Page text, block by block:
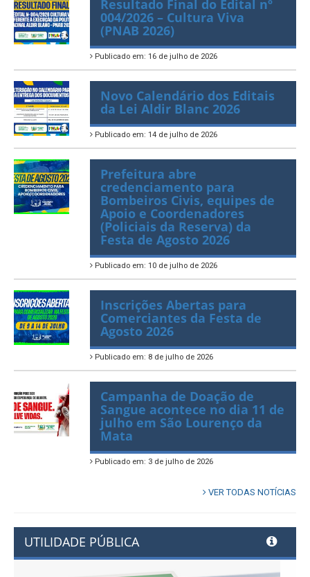
Resultado Final do Edital nº
004/2026 – Cultura Viva
(PNAB 2026)
Novo Calendário dos Editais
da Lei Aldir Blanc 2026
Prefeitura abre
credenciamento para
Bombeiros Civis, equipes de
Apoio e Coordenadores
(Policiais da Reserva) da
Festa de Agosto 2026
Inscrições Abertas para
Comerciantes da Festa de
Agosto 2026
Campanha de Doação de
Sangue acontece no dia 11 de
julho em São Lourenço da
Mata
UTILIDADE PÚBLICA